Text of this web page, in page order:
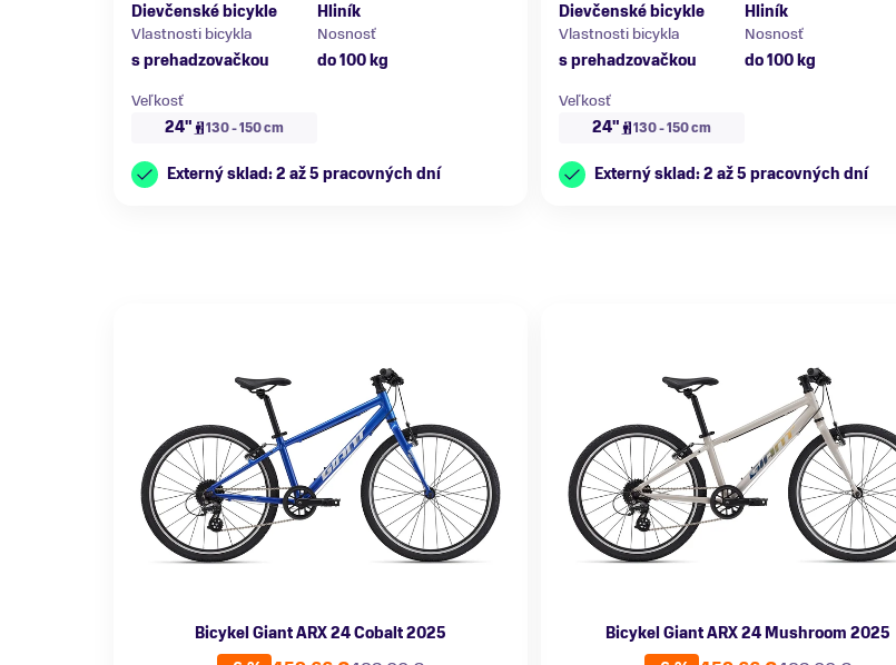
Dievčenské bicykle
Hliník
Vlastnosti bicykla
s prehadzovačkou
Nosnosť
do 100 kg
Veľkosť
24"
130 - 150 cm
Externý sklad: 2 až 5 pracovných dní
Dievčenské bicykle
Hliník
Vlastnosti bicykla
s prehadzovačkou
Nosnosť
do 100 kg
Veľkosť
24"
130 - 150 cm
Externý sklad: 2 až 5 pracovných dní
Bicykel Giant ARX 24 Cobalt 2025
Bicykel Giant ARX 24 Mushroom 2025